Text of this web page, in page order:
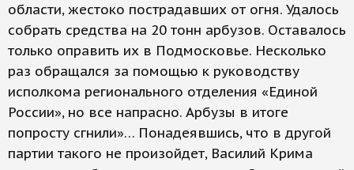
области, жестоко пострадавших от огня. Удалось
собрать средства на 20 тонн арбузов. Оставалось
только оправить их в Подмосковье. Несколько
раз обращался за помощью к руководству
исполкома регионального отделения «Единой
России», но все напрасно. Арбузы в итоге
попросту сгнили»… Понадеявшись, что в другой
партии такого не произойдет, Василий Крима